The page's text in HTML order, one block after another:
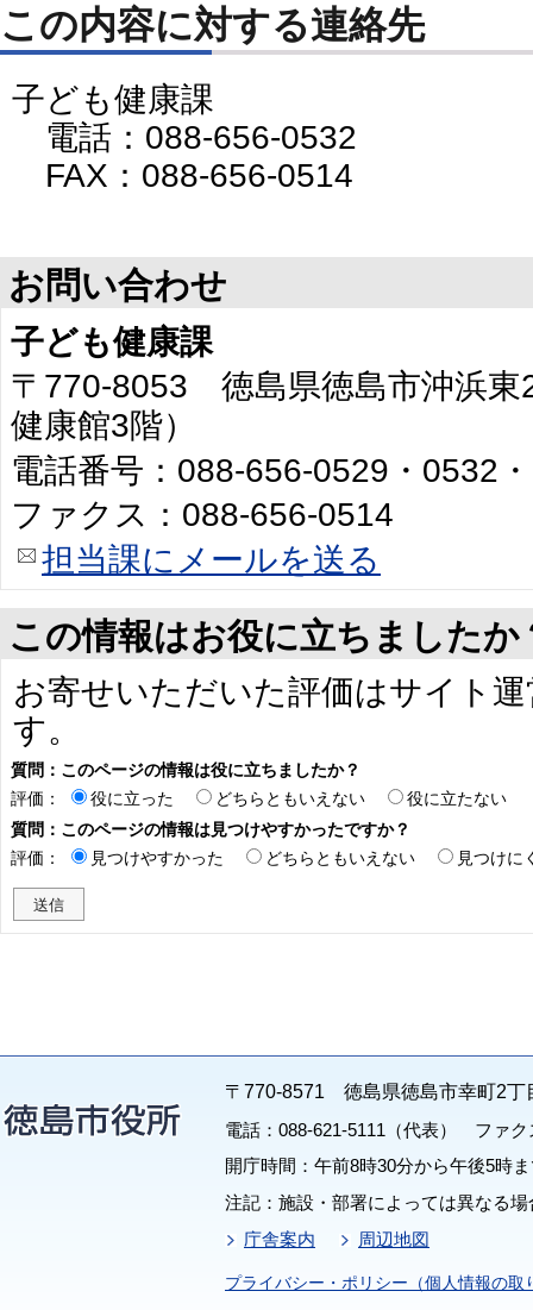
この内容に対する連絡先
子ども健康課
電話：088-656-0532
FAX：088-656-0514
お問い合わせ
子ども健康課
〒770-8053 徳島県徳島市沖浜東
健康館3階）
電話番号：088-656-0529・0532
ファクス：088-656-0514
担当課にメールを送る
この情報はお役に立ちましたか
お寄せいただいた評価はサイト
す。
質問：このページの情報は役に立ちましたか？
評価：
役に立った どちらともいえない
役に立たない
質問：このページの情報は見つけやすかったですか？
評価：
見つけやすかった どちらともいえない 見つけに
〒770-8571 徳島県徳島市幸町2丁
電話：088-621-5111（代表） ファク
開庁時間：午前8時30分から午後5時
注記：施設・部署によっては異なる
庁舎案内
周辺地図
プライバシー・ポリシー（個人情報の取